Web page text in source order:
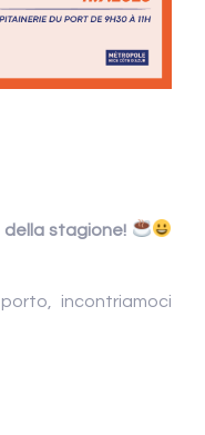
della stagione!
incontriamoci